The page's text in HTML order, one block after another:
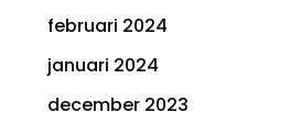
februari 2024
januari 2024
december 2023